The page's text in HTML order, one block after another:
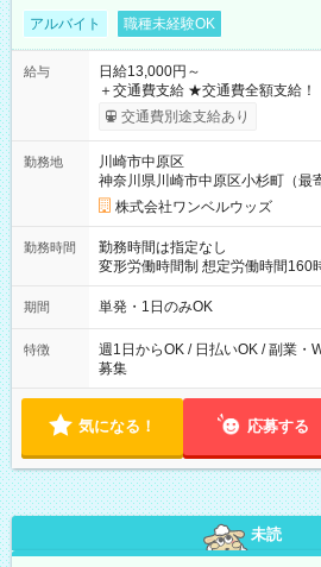
アルバイト 職種未経験OK
給与
日給13,000円～
＋交通費支給 ★交通費全額支給！ ┗案件により規定あり ★日払
いOK！（規定あり） ┗働いたそ
ンビニATMから 日払い分を引き落とせます！
交通費別途支給あり
勤務地
川崎市中原区
神奈川県川崎市中原区小杉町（最
株式会社ワンベルウッズ
勤務時間
勤務時間は指定なし
変形労働時間制 想定労働時間160時間/月 【シフト例
～21：00
期間 単発・1日のみOK
特徴
週1日からOK / 日払いOK / 副業・
募集
気になる！ 応募する
未読